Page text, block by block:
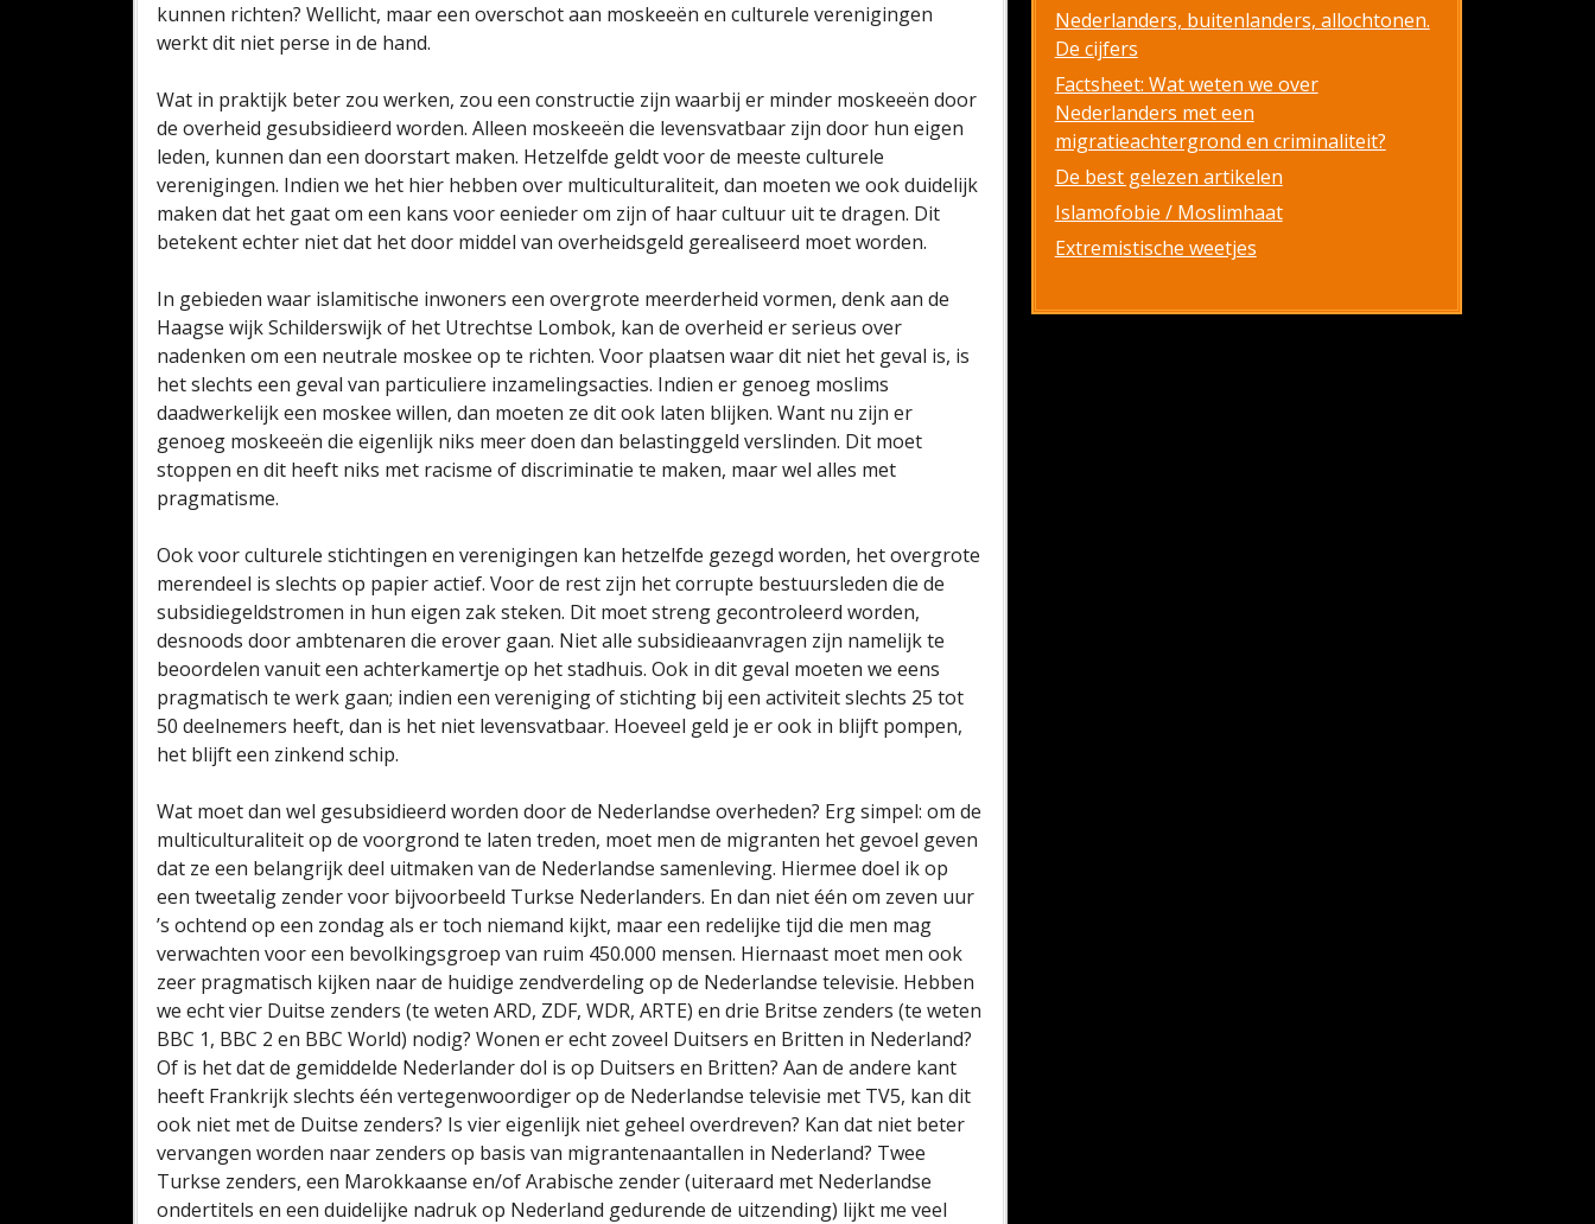
kunnen richten? Wellicht, maar een overschot aan moskeeën en culturele verenigingen
werkt dit niet perse in de hand.
Wat in praktijk beter zou werken, zou een constructie zijn waarbij er minder moskeeën door
de overheid gesubsidieerd worden. Alleen moskeeën die levensvatbaar zijn door hun eigen
leden, kunnen dan een doorstart maken. Hetzelfde geldt voor de meeste culturele
verenigingen. Indien we het hier hebben over multiculturaliteit, dan moeten we ook duidelijk
maken dat het gaat om een kans voor eenieder om zijn of haar cultuur uit te dragen. Dit
betekent echter niet dat het door middel van overheidsgeld gerealiseerd moet worden.
In gebieden waar islamitische inwoners een overgrote meerderheid vormen, denk aan de
Haagse wijk Schilderswijk of het Utrechtse Lombok, kan de overheid er serieus over
nadenken om een neutrale moskee op te richten. Voor plaatsen waar dit niet het geval is, is
het slechts een geval van particuliere inzamelingsacties. Indien er genoeg moslims
daadwerkelijk een moskee willen, dan moeten ze dit ook laten blijken. Want nu zijn er
genoeg moskeeën die eigenlijk niks meer doen dan belastinggeld verslinden. Dit moet
stoppen en dit heeft niks met racisme of discriminatie te maken, maar wel alles met
pragmatisme.
Ook voor culturele stichtingen en verenigingen kan hetzelfde gezegd worden, het overgrote
merendeel is slechts op papier actief. Voor de rest zijn het corrupte bestuursleden die de
subsidiegeldstromen in hun eigen zak steken. Dit moet streng gecontroleerd worden,
desnoods door ambtenaren die erover gaan. Niet alle subsidieaanvragen zijn namelijk te
beoordelen vanuit een achterkamertje op het stadhuis. Ook in dit geval moeten we eens
pragmatisch te werk gaan; indien een vereniging of stichting bij een activiteit slechts 25 tot
50 deelnemers heeft, dan is het niet levensvatbaar. Hoeveel geld je er ook in blijft pompen,
het blijft een zinkend schip.
Wat moet dan wel gesubsidieerd worden door de Nederlandse overheden? Erg simpel: om de
multiculturaliteit op de voorgrond te laten treden, moet men de migranten het gevoel geven
dat ze een belangrijk deel uitmaken van de Nederlandse samenleving. Hiermee doel ik op
een tweetalig zender voor bijvoorbeeld Turkse Nederlanders. En dan niet één om zeven uur
’s ochtend op een zondag als er toch niemand kijkt, maar een redelijke tijd die men mag
verwachten voor een bevolkingsgroep van ruim 450.000 mensen. Hiernaast moet men ook
zeer pragmatisch kijken naar de huidige zendverdeling op de Nederlandse televisie. Hebben
we echt vier Duitse zenders (te weten ARD, ZDF, WDR, ARTE) en drie Britse zenders (te weten
BBC 1, BBC 2 en BBC World) nodig? Wonen er echt zoveel Duitsers en Britten in Nederland?
Of is het dat de gemiddelde Nederlander dol is op Duitsers en Britten? Aan de andere kant
heeft Frankrijk slechts één vertegenwoordiger op de Nederlandse televisie met TV5, kan dit
ook niet met de Duitse zenders? Is vier eigenlijk niet geheel overdreven? Kan dat niet beter
vervangen worden naar zenders op basis van migrantenaantallen in Nederland? Twee
Turkse zenders, een Marokkaanse en/of Arabische zender (uiteraard met Nederlandse
ondertitels en een duidelijke nadruk op Nederland gedurende de uitzending) lijkt me veel
Nederlanders, buitenlanders, allochtonen.
De cijfers
Factsheet: Wat weten we over
Nederlanders met een
migratieachtergrond en criminaliteit?
De best gelezen artikelen
Islamofobie / Moslimhaat
Extremistische weetjes